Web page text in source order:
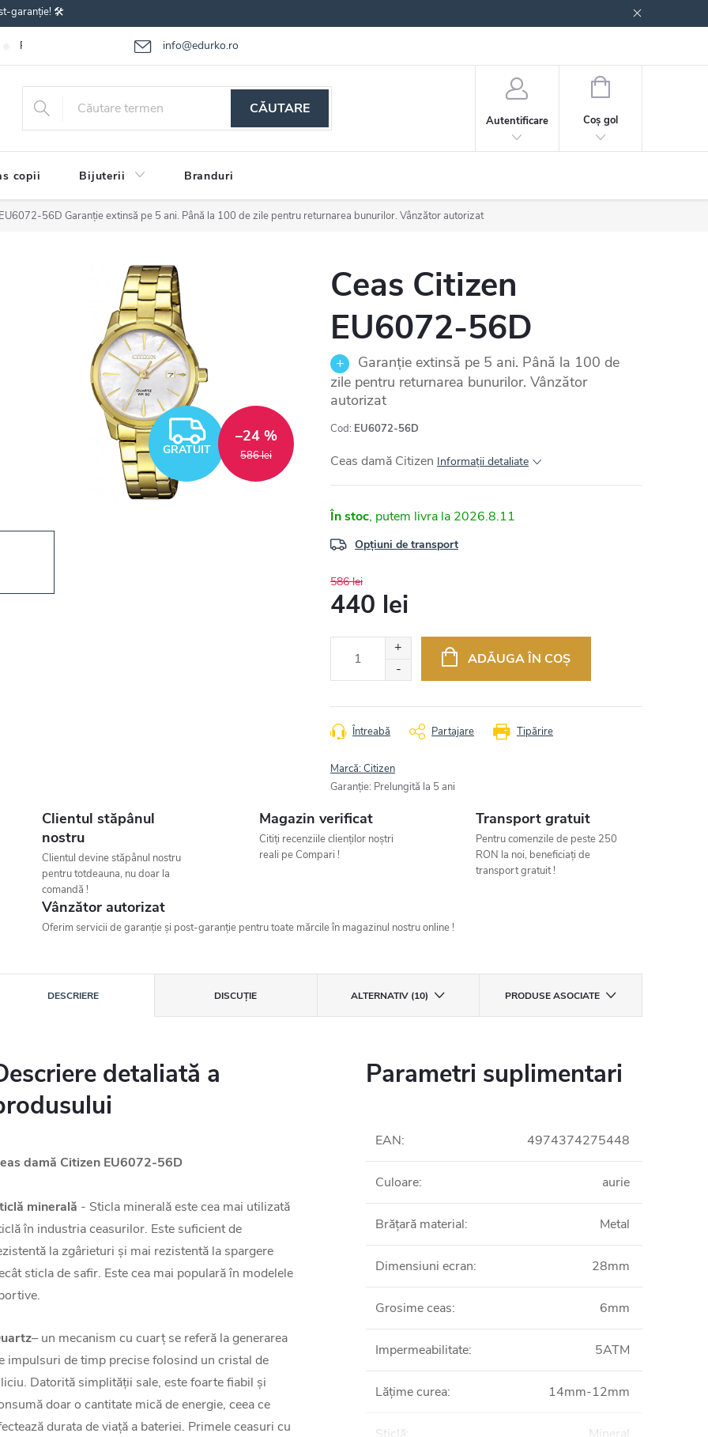
garanție! 🛠️
info@edurko.ro
Reclamațiile bunurilor Întrebări frecvente
CĂUTARE
Autentificare
COŞ
CUMPĂRĂTURI
Coş gol
copii Bijuterii Branduri
56D Garanție extinsă pe 5 ani. Până la 100 de zile pentru returnarea bunurilor. Vânzător autorizat
GRATUIT
GRATUIT 586 lei
–24 %
Ceas Citizen
EU6072-56D
Garanție extinsă pe 5 ani. Până la 100 de
zile pentru returnarea bunurilor. Vânzător
autorizat
Cod: EU6072-56D
Ceas damă Citizen Informaţii detaliate
În stoc 2026.8.11
Opțiuni de transport
586 lei
440 lei
ADĂUGA ÎN COŞ
Tipărire
Întreabă Partajare
Marcă:Citizen
Garanţie: Prelungită la 5 ani
Clientul stăpânul
nostru
Clientul devine stăpânul nostru
pentru totdeauna, nu doar la
comandă !
Magazin verificat
Citiți recenziile clienților noștri
reali pe Compari !
Transport gratuit
Pentru comenzile de peste 250
RON la noi, beneficiați de
transport gratuit !
Vânzător autorizat
Oferim servicii de garanție și post-garanție pentru toate mărcile în magazinul nostru online !
DESCRIERE DISCUŢIE ALTERNATIV (10) PRODUSE ASOCIATE
detaliată a
damă Citizen EU6072-56D
minerală - Sticla minerală este cea mai utilizată
în industria ceasurilor. Este suficient de
la zgârieturi și mai rezistentă la spargere
sticla de safir. Este cea mai populară în modelele
– un mecanism cu cuarț se referă la generarea
impulsuri de timp precise folosind un cristal de
Datorită simplității sale, este foarte fiabil și
doar o cantitate mică de energie, ceea ce
durata de viață a bateriei. Primele ceasuri cu
Parametri suplimentari
EAN: 4974374275448
Culoare: aurie
Brățară material: Metal
Dimensiuni ecran: 28mm
Grosime ceas: 6mm
Impermeabilitate: 5ATM
Lățime curea: 14mm-12mm